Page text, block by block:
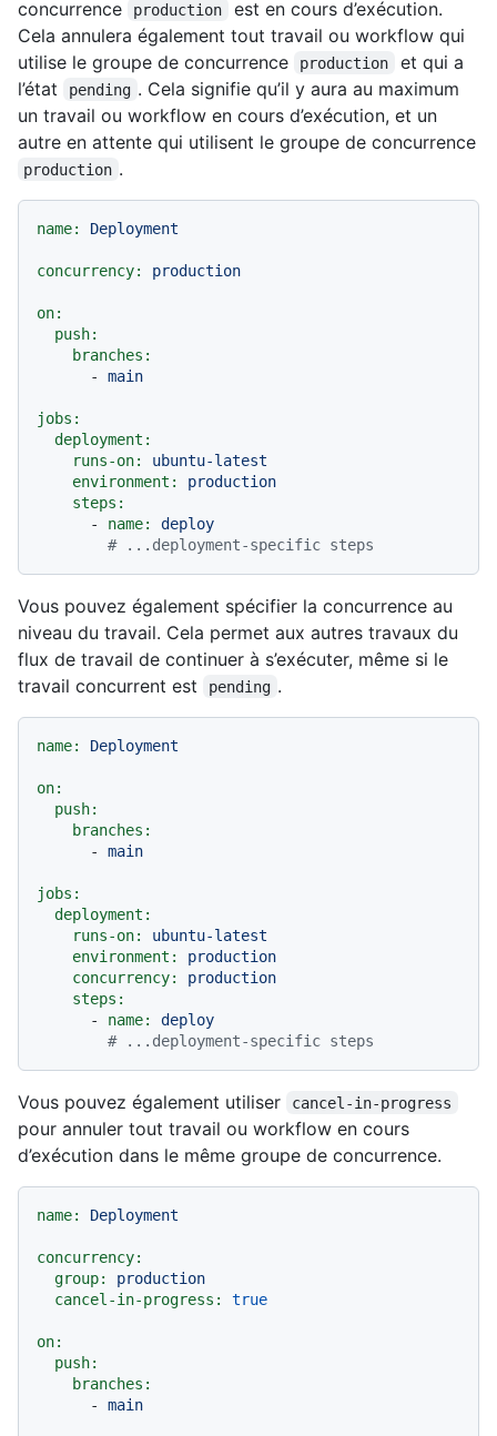
concurrence production
est en cours d’exécution.
Cela annulera également tout travail ou workflow qui
utilise le groupe de concurrence
production
et qui a
l’état
pending . Cela signifie qu’il y aura au maximum
un travail ou workflow en cours d’exécution, et un
autre en attente qui utilisent le groupe de concurrence
production .
name: Deployment
concurrency: production
on:
push:
branches:
-
main
jobs:
deployment:
runs-on:
ubuntu-latest
environment:
production
steps:
-
name:
deploy
# ...deployment-specific steps
Vous pouvez également spécifier la concurrence au
niveau du travail. Cela permet aux autres travaux du
flux de travail de continuer à s’exécuter, même si le
travail concurrent est
pending .
name: Deployment
on:
push:
branches:
-
main
jobs:
deployment:
runs-on:
ubuntu-latest
environment:
production
concurrency:
production
steps:
-
name:
deploy
# ...deployment-specific steps
Vous pouvez également utiliser cancel-in-progress
pour annuler tout travail ou workflow en cours
d’exécution dans le même groupe de concurrence.
name: Deployment
concurrency:
group:
production
cancel-in-progress:
true
on:
push:
branches:
-
main